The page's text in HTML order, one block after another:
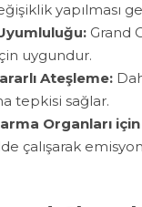
yapılması
Grand
uygundur.
Ateşleme:
tepkisi sağlar.
Organları
çalışarak